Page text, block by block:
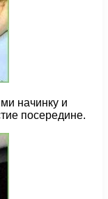
начинку и
посередине.